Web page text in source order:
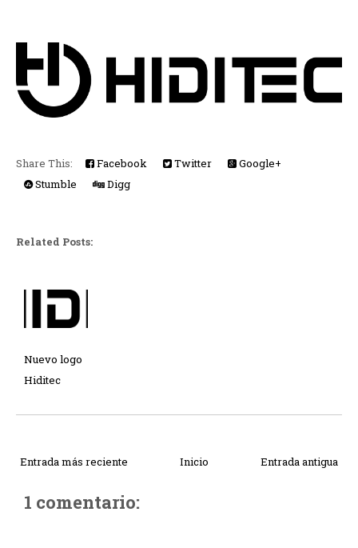
Share This: Facebook Twitter
Google+
Stumble
Digg
Related Posts:
Nuevo logo
Hiditec
Entrada más reciente Entrada antigua
Inicio
1 comentario: